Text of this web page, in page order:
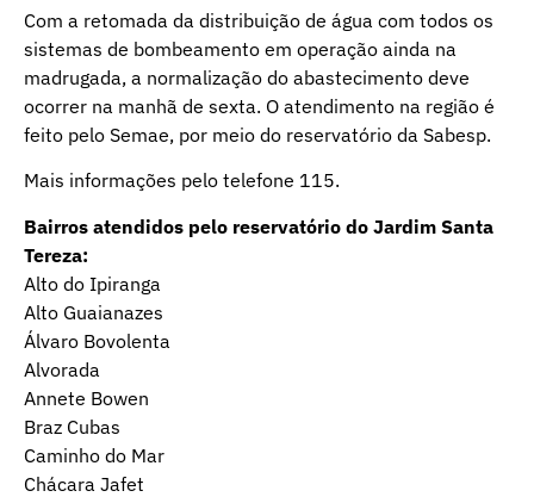
Com a retomada da distribuição de água com todos os
sistemas de bombeamento em operação ainda na
madrugada, a normalização do abastecimento deve
ocorrer na manhã de sexta. O atendimento na região é
feito pelo Semae, por meio do reservatório da Sabesp.
Mais informações pelo telefone 115.
Bairros atendidos pelo reservatório do Jardim Santa
Tereza:
Alto do Ipiranga
Alto Guaianazes
Álvaro Bovolenta
Alvorada
Annete Bowen
Braz Cubas
Caminho do Mar
Chácara Jafet